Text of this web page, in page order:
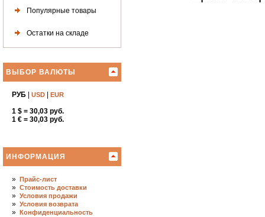
Популярные товары
Остатки на складе
ВЫБОР ВАЛЮТЫ
РУБ USD EUR
1 $ = 30,03 руб.
1 € = 30,03 руб.
ИНФОРМАЦИЯ
» Прайс-лист
» Стоимость доставки
» Условия продажи
» Условия возврата
» Конфиденциальность